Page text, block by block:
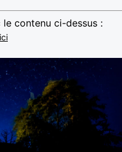
contenu ci-dessus :